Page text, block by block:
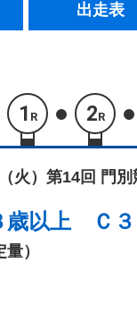
出走表
1 R 2R
火） 第14回 門
歳以上 Ｃ３
）